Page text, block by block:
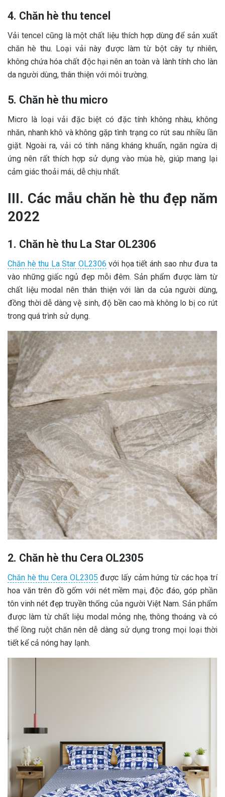
4. Chăn hè thu tencel
Vải tencel cũng là một chất liệu thích hợp dùng để sản xuất
chăn hè thu. Loại vải này được làm từ bột cây tự nhiên,
không chứa hóa chất độc hại nên an toàn và lành tính cho làn
da người dùng, thân thiện với môi trường.
5. Chăn hè thu micro
Micro là loại vải đặc biệt có đặc tính không nhàu, không
nhăn, nhanh khô và không gặp tình trạng co rút sau nhiều lần
giặt. Ngoài ra, vải có tính năng kháng khuẩn, ngăn ngừa dị
ứng nên rất thích hợp sử dụng vào mùa hè, giúp mang lại
cảm giác thoải mái, dễ chịu nhất.
III. Các mẫu chăn hè thu đẹp năm
2022
1. Chăn hè thu La Star OL2306
Chăn hè thu La Star OL2306 với họa tiết ánh sao như đưa ta
vào những giấc ngủ đẹp mỗi đêm. Sản phẩm được làm từ
chất liệu modal nên thân thiện với làn da của người dùng,
đồng thời dễ dàng vệ sinh, độ bền cao mà không lo bị co rút
trong quá trình sử dụng.
2. Chăn hè thu Cera OL2305
Chăn hè thu Cera OL2305 được lấy cảm hứng từ các họa trí
hoa văn trên đồ gốm với nét mềm mại, độc đáo, góp phần
tôn vinh nét đẹp truyền thống của người Việt Nam. Sản phẩm
được làm từ chất liệu modal mỏng nhẹ, thông thoáng và có
thể lồng ruột chăn nên dễ dàng sử dụng trong mọi loại thời
tiết kể cả nóng hay lạnh.